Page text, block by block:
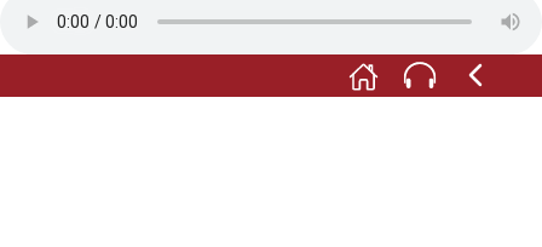
Rundungsvorgang sollte immer in mehreren